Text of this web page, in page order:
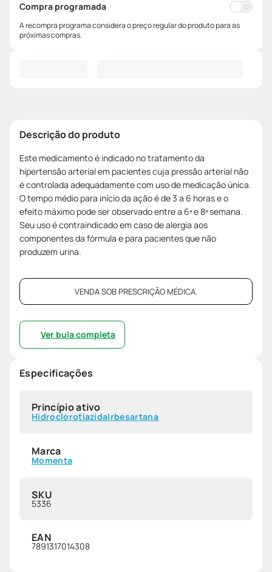
Compra programada
A recompra programa considera o preço regular do produto para as
próximas compras.
Descrição do produto
Este medicamento é indicado no tratamento da
hipertensão arterial em pacientes cuja pressão arterial não
é controlada adequadamente com uso de medicação única.
O tempo médio para início da ação é de 3 a 6 horas e o
efeito máximo pode ser observado entre a 6ª e 8ª semana.
Seu uso é contraindicado em caso de alergia aos
componentes da fórmula e para pacientes que não
produzem urina.
VENDA SOB PRESCRIÇÃO MÉDICA.
Ver bula completa
Especificações
Princípio ativo
HidroclorotiazidaIrbesartana
Marca
Momenta
SKU
5336
EAN
7891317014308